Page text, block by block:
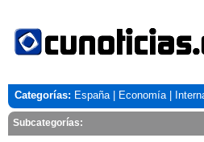
Categorías: España| Economía|
Subcategorías: